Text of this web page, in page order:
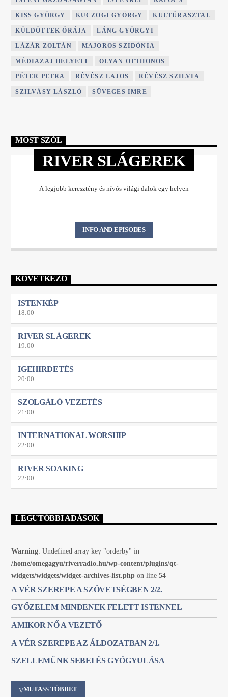
KISS GYÖRGY KUCZOGI GYÖRGY KULTÚRASZTAL
KÜLDÖTTEK ÓRÁJA LÁNG GYÖRGYI
LÁZÁR ZOLTÁN MAJOROS SZIDÓNIA
MÉDIAZAJ HELYETT OLYAN OTTHONOS
PÉTER PETRA RÉVÉSZ LAJOS RÉVÉSZ SZILVIA
SZILVÁSY LÁSZLÓ SÜVEGES IMRE
MOST SZÓL
RIVER SLÁGEREK
A legjobb keresztény és nívós világi dalok egy helyen
INFO AND EPISODES
KÖVETKEZŐ
ISTENKÉP
18:00
RIVER SLÁGEREK
19:00
IGEHIRDETÉS
20:00
SZOLGÁLÓ VEZETÉS
21:00
INTERNATIONAL WORSHIP
22:00
RIVER SOAKING
22:00
LEGUTÓBBI ADÁSOK
Warning: Undefined array key "orderby" in
/home/omegagyu/riverradio.hu/wp-content/plugins/qt-
widgets/widgets/widget-archives-list.php on line54
A VÉR SZEREPE A SZÖVETSÉGBEN 2/2.
GYŐZELEM MINDENEK FELETT ISTENNEL
AMIKOR NŐ A VEZETŐ
A VÉR SZEREPE AZ ÁLDOZATBAN 2/1.
SZELLEMÜNK SEBEI ÉS GYÓGYULÁSA
MUTASS TÖBBET